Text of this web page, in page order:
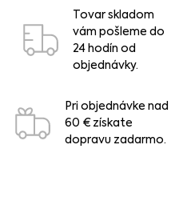
Tovar skladom
vám pošleme do
24 hodín od
objednávky.
Pri objednávke nad
60 € získate
dopravu zadarmo.